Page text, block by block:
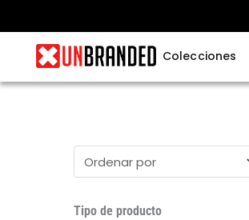
contenido
Colecciones
Tipo de producto